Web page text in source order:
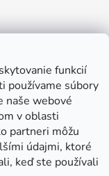
funkcií
používame súbory
naše webové
v oblasti
partneri môžu
údajmi, ktoré
keď ste používali